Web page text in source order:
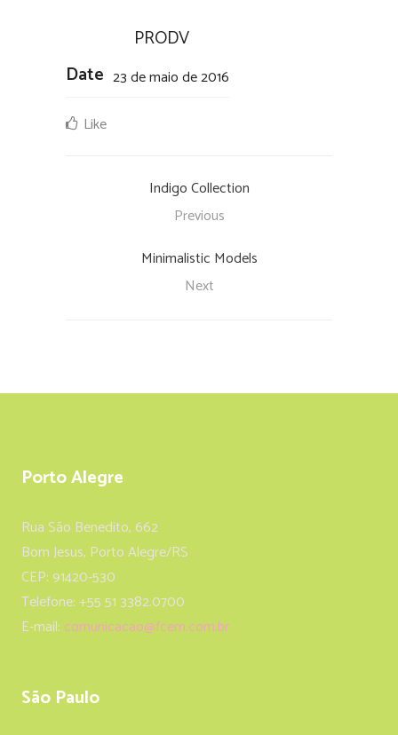
PRODV
Date 23 de maio de 2016
Like
Indigo Collection
Previous
Minimalistic Models
Next
Porto Alegre
Rua São Benedito, 662
Bom Jesus, Porto Alegre/RS
CEP: 91420-530
Telefone: +55 51 3382.0700
E-mail: comunicacao@fcem.com.br
São Paulo